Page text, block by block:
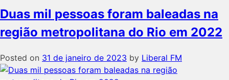
Duas mil pessoas foram baleadas na
região metropolitana do Rio em 2022
Posted on 31 de janeiro de 2023 by Liberal FM